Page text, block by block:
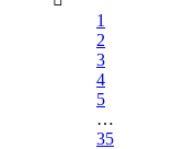
1
2
3
4
5
…
35